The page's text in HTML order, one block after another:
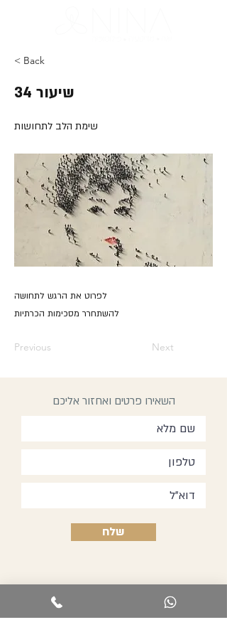
< Back
שיעור 34
שימת הלב לתחושות
לפרוט את הרגש לתחושה
להשתחרר מסכימות הכרתיות
Previous Next
השאירו פרטים ואחזור אליכם
שלח